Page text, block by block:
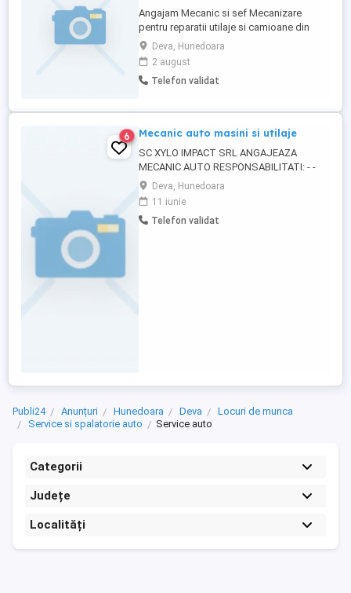
Angajam Mecanic si sef Mecanizare
pentru reparatii utilaje si camioane din
flota proprie. Se angajeaza doar
persoane cu experienta , se efectueaza
lucrari de reparati la excavatoare , statii
sortare , camioane , picoane. Punctul de
poate fii si flexibil ...
Deva, Hunedoara
2 august
Telefon validat
6 Mecanic auto masini si utilaje
SC XYLO IMPACT SRL ANGAJEAZA
MECANIC AUTO RESPONSABILITATI: - -
Verificarea si intretinerea utilajelor si
autovehiculelor - Respectarea normelor de
siguranta si a procedurilor interne
CERINTE: -Cunostinte de baza in
Deva, Hunedoara
11 iunie
Telefon validat
Publi24 Anunțuri Hunedoara Deva
Locuri de munca
Service si spalatorie auto
Service auto
Categorii
Județe
Localități